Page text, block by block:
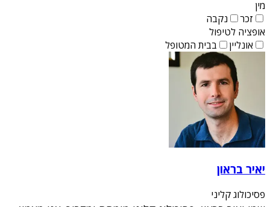
מין
זכר
נקבה
אופציה לטיפול
אונליין
בבית המטופל
יאיר בראון
פסיכולוג קליני